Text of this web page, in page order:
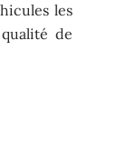
les
de